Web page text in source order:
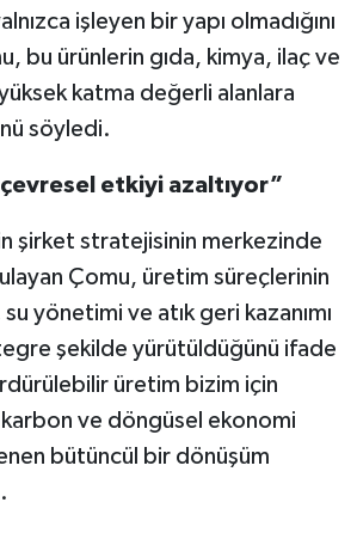
işleyen bir yapı olmadığını
bu ürünlerin gıda, kimya, ilaç ve
katma değerli alanlara
söyledi.
etkiyi azaltıyor”
şirket stratejisinin merkezinde
Çomu, üretim süreçlerinin
yönetimi ve atık geri kazanımı
şekilde yürütüldüğünü ifade
üretim bizim için
ve döngüsel ekonomi
bütüncül bir dönüşüm